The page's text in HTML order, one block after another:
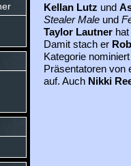
Kellan Lutz und
Stealer Maleund
Taylor Lautnerhat
Damit stach er
Kategorie
Präsentatoren von
auf. Auch Nikki